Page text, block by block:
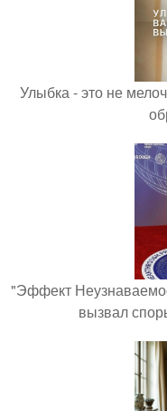
Улыбка - это не
"Эффект
вызвал